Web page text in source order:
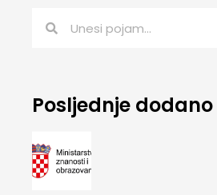
Posljednje dodano